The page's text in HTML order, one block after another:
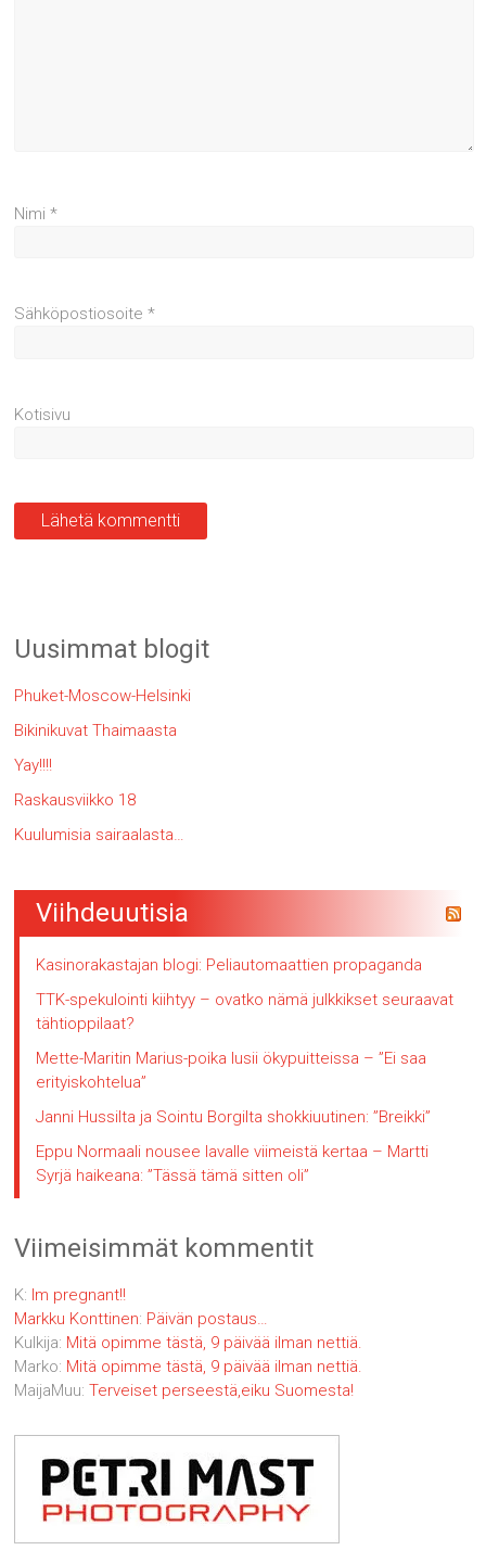
Nimi*
Sähköpostiosoite*
Kotisivu
Uusimmat blogit
Phuket-Moscow-Helsinki
Bikinikuvat Thaimaasta
Yay!!!!
Raskausviikko 18
Kuulumisia sairaalasta…
Viihdeuutisia
Kasinorakastajan blogi: Peliautomaattien propaganda
TTK-spekulointi kiihtyy – ovatko nämä julkkikset seuraavat
tähtioppilaat?
Mette-Maritin Marius-poika lusii ökypuitteissa – ”Ei saa
erityiskohtelua”
Janni Hussilta ja Sointu Borgilta shokkiuutinen: ”Breikki”
Eppu Normaali nousee lavalle viimeistä kertaa – Martti
Syrjä haikeana: ”Tässä tämä sitten oli”
Viimeisimmät kommentit
K: Im pregnant!!
Markku Konttinen: Päivän postaus…
Kulkija: Mitä opimme tästä, 9 päivää ilman nettiä.
Marko: Mitä opimme tästä, 9 päivää ilman nettiä.
MaijaMuu:Terveiset perseestä,eiku Suomesta!